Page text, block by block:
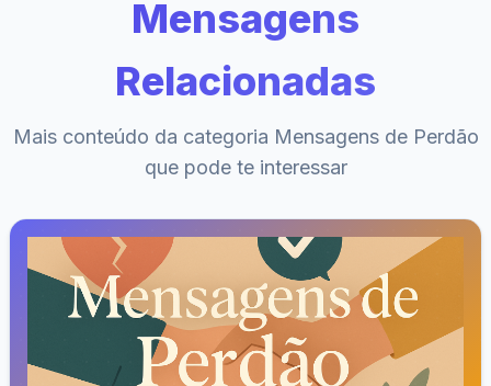
Mensagens
Relacionadas
Mais conteúdo da categoria Mensagens de Perdão
que pode te interessar